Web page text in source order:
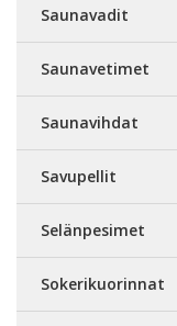
Saunavadit
Saunavetimet
Saunavihdat
Savupellit
Selänpesimet
Sokerikuorinnat